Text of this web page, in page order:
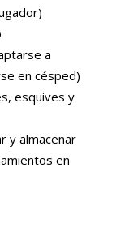
a
en césped)
esquives y
y almacenar
en